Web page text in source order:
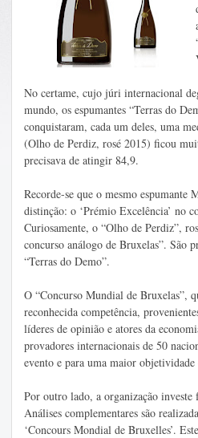
No certame, cujo júri internacional
mundo, os espumantes “Terras do
conquistaram, cada um deles, uma
(Olho de Perdiz, rosé 2015) ficou
precisava de atingir 84,9.
Recorde-se que o mesmo
distinção: o ‘Prémio Excelência’ no
Curiosamente, o “Olho de Perdiz”,
concurso análogo de Bruxelas”. São
“Terras do Demo”.
O “Concurso Mundial de Bruxelas”,
reconhecida competência,
líderes de opinião e atores da
provadores internacionais de 50
evento e para uma maior objetividade
Por outro lado, a organização investe
Análises complementares são
‘Concours Mondial de Bruxelles’.